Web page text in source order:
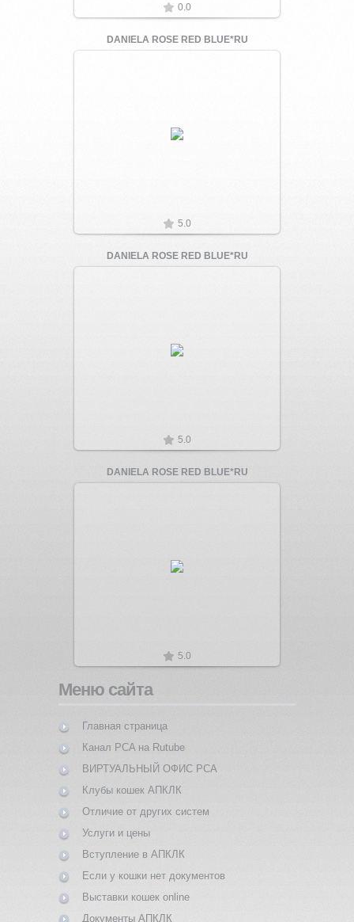
0.0
DANIELA ROSE RED BLUE*RU
Увеличить
5.0
DANIELA ROSE RED BLUE*RU
Увеличить
5.0
DANIELA ROSE RED BLUE*RU
Увеличить
5.0
Меню сайта
Главная страница
Канал PCA на Rutube
ВИРТУАЛЬНЫЙ ОФИС PCA
Клубы кошек АПКЛК
Отличие от других систем
Услуги и цены
Вступление в АПКЛК
Если у кошки нет документов
Выставки кошек online
Документы АПКЛК